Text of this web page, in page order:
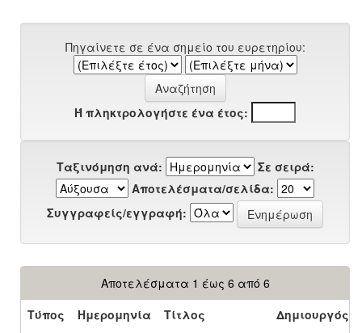
Πηγαίνετε σε ένα σημείο του ευρετηρίου:
Ή πληκτρολογήστε ένα έτος:
Ταξινόμηση ανά:
Σε σειρά:
Αποτελέσματα/σελίδα:
Συγγραφείς/εγγραφή:
Αποτελέσματα 1 έως 6 από 6
Τύπος
Ημερομηνία Τίτλος Δημιουργός